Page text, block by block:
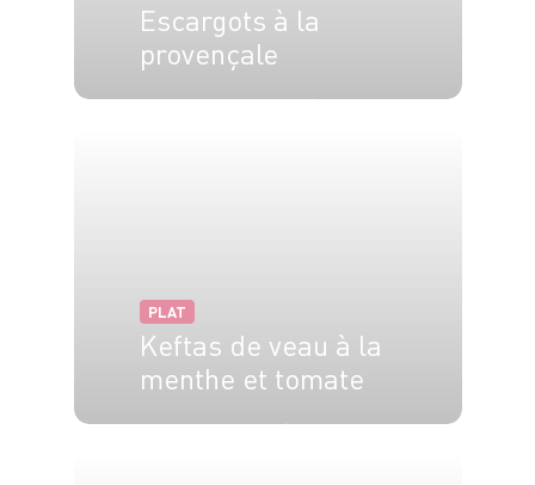
Escargots à la
provençale
PLAT
Keftas de veau à la
menthe et tomate